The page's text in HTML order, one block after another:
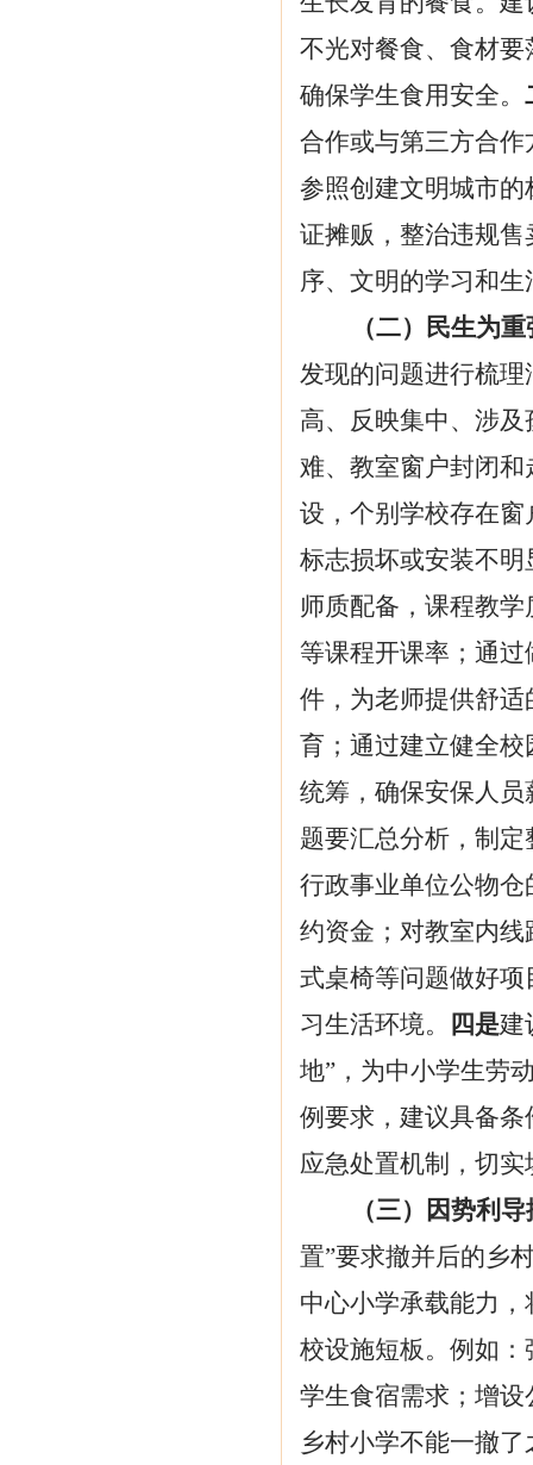
不光对餐食、食材
确保学生食用安全。
合作或与第三方合
参照创建文明城市
证摊贩，整治违规
序、文明的学习和生
（二）民生为
发现的问题进行梳
高、反映集中、涉
难、教室窗户封闭
设，个别学校存在
标志损坏或安装不明
师质配备，课程教
等课程开课率 ；通过
件，为老师提供舒
育 ；通过建立健全
统筹，确保安保人
题要汇总分析，制定
行政事业单位公物
约资金；对教室内线
式桌椅等问题做好
习生活环境。
四是建
地”，为中小学生劳
例要求，建议具备
应急处置机制，切
（三）因势利
置”要求撤并后的乡
中心小学承载能力
校设施短板。例如
学生食宿需求；增
乡村小学不能一撤